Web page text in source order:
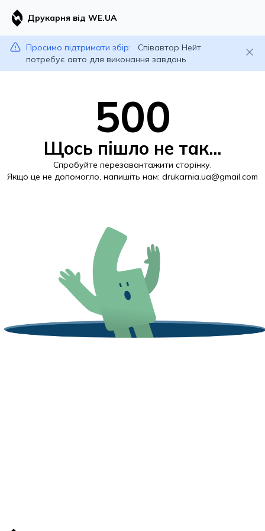
Друкарня від WE.UA
Просимо підтримати збір:
Співавтор Нейт
потребує авто для виконання завдань
500
Щось пішло не так...
Спробуйте перезавантажити сторінку.
Якщо це не допомогло, напишіть нам: drukarnia.ua@gmail.com